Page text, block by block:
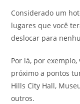
Considerado um
lugares que você
deslocar para
Por lá, por
próximo a pontos
Hills City Hall,
outros.